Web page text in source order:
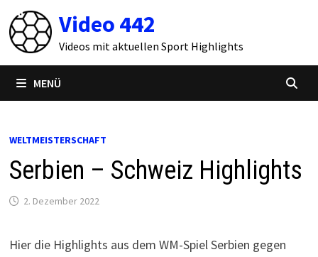
Zum
Inhalt
springen
Video 442
Videos mit aktuellen Sport Highlights
MENÜ
WELTMEISTERSCHAFT
Serbien – Schweiz Highlights
2. Dezember 2022
Hier die Highlights aus dem WM-Spiel Serbien gegen